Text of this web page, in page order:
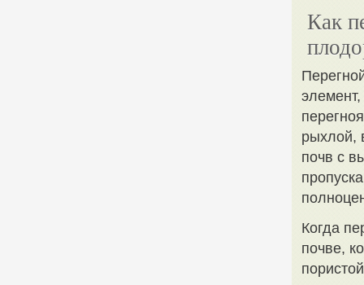
Как
рыхлой,
почв с
Когда
почве,